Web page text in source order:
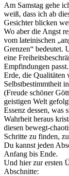
Am Samstag gehe
weiß, dass ich ab
Gesichter blicken
Wo aber die Angst
vom lateinischen
Grenzen“ bedeutet.
eine
Empfindungen
Erde, die Qualitäten
Selbstbestimmtheit
(Freude schöner
geistigen Welt
Essenz dessen, was
Wahrheit heraus
diesen bewegt-
Schritte zu finden,
Du kannst jeden
Anfang bis Ende.
Und hier zur ersten
Abschnitte: